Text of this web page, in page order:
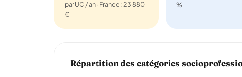
par UC / an · France : 23 880
€
%
Répartition des catégories